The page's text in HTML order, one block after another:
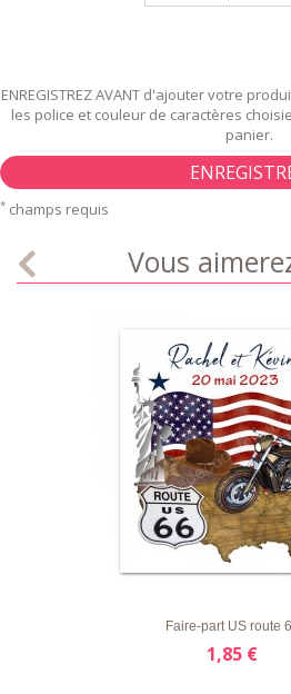
ENREGISTREZ AVANT d'ajouter votre
les police et couleur de caractères
panier.
* champs requis
Vous
APERÇU RAPIDE
Faire-part US route
1,85 €